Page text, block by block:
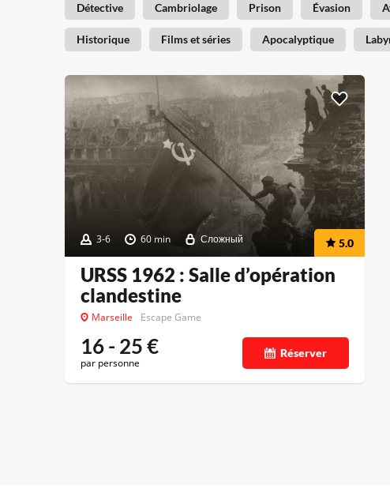
Détective Cambriolage Prison Évasion
Historique Films et séries Apocalyptique
3-6 60 min Сложный 5.0
URSS 1962 : Salle d’opération
clandestine
Marseille Escape Game
16 - 25€
par personne
Réserver